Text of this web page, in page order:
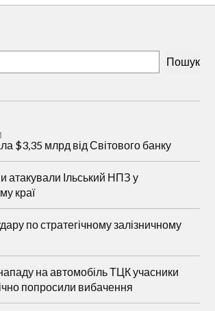
Пошук
$3,35 млрд від Світового банку
атакували Ільський НПЗ у
краї
по стратегічному залізничному
на автомобіль ТЦК учасники
попросили вибачення